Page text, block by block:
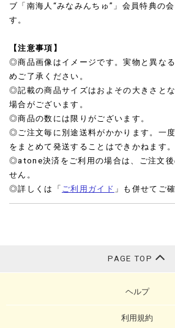
ブ「南海人“みなみんちゅ”」会員特典の
す。
【注意事項】
◎商品画像はイメージです。実物と異な
めご了承ください。
◎記載の商品サイズはおよその大きさと
場合がございます。
◎商品の数には限りがございます。
◎ご注文毎に別途送料がかかります。一
をまとめて発送することはできかねます
◎atone決済をご利用の場合は、ご注文後
せん。
◎詳しくは「 ご利用ガイド 」も併せてご
PAGE TOP
ヘルプ
利用規約